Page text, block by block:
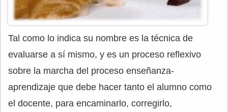
Tal como lo indica su nombre es la técnica de
evaluarse a sí mismo, y es un proceso reflexivo
sobre la marcha del proceso enseñanza-
aprendizaje que debe hacer tanto el alumno como
el docente, para encaminarlo, corregirlo,